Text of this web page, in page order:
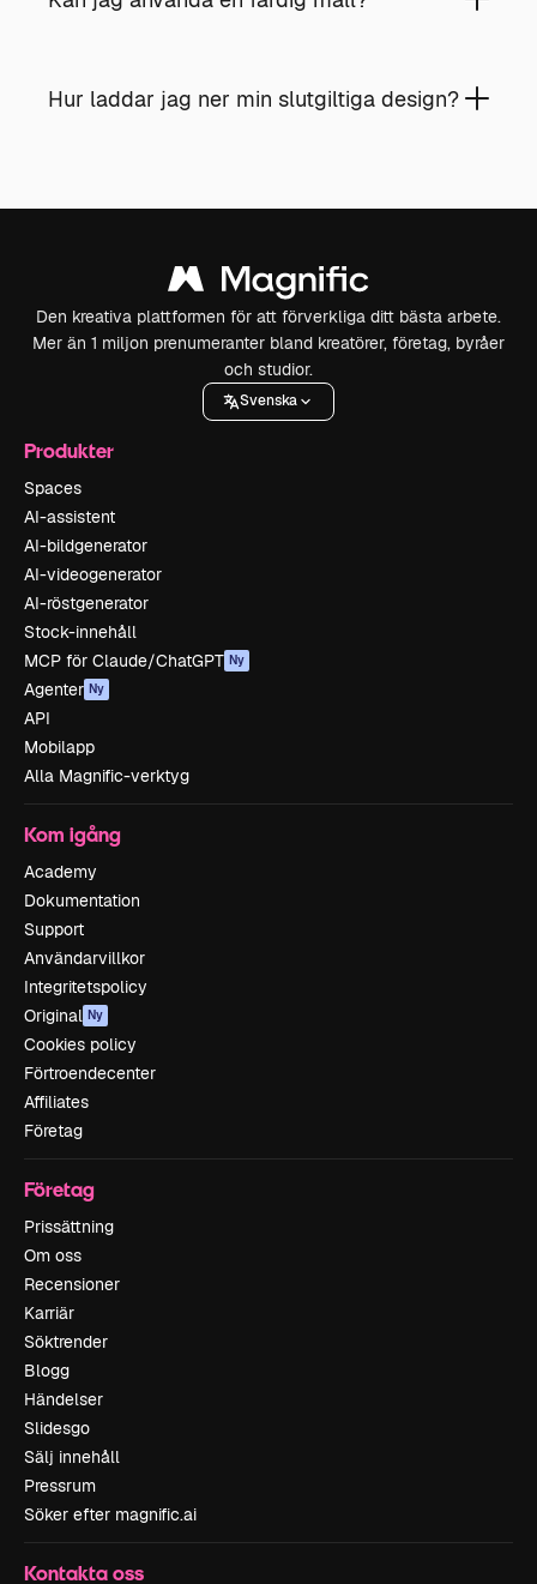
Hur laddar jag ner min slutgiltiga design?
Den kreativa plattformen för att förverkliga ditt bästa arbete.
Mer än 1 miljon prenumeranter bland kreatörer, företag, byråer
och studior.
Svenska
Produkter
Spaces
AI-assistent
AI-bildgenerator
AI-videogenerator
AI-röstgenerator
Stock-innehåll
MCP för Claude/ChatGPT Ny
Agenter Ny
API
Mobilapp
Alla Magnific-verktyg
Kom igång
Academy
Dokumentation
Support
Användarvillkor
Integritetspolicy
Original Ny
Cookies policy
Förtroendecenter
Affiliates
Företag
Företag
Prissättning
Om oss
Recensioner
Karriär
Söktrender
Blogg
Händelser
Slidesgo
Sälj innehåll
Pressrum
Söker efter magnific.ai
Kontakta oss